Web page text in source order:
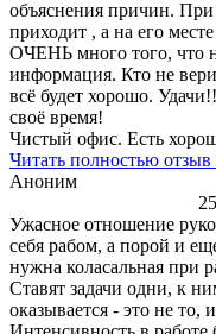
объяснения причин.
приходит , а на его
ОЧЕНЬ много того, что
информация. Кто не
всё будет хорошо.
своё время!
Чистый офис. Есть
Читать полностью
Аноним
Ужасное отношение
себя рабом, а порой и
нужна коласальная при
Ставят задачи одни, к
оказывается - это не то,